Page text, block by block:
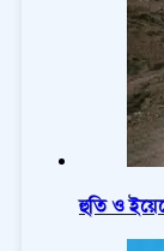
হুতি ও